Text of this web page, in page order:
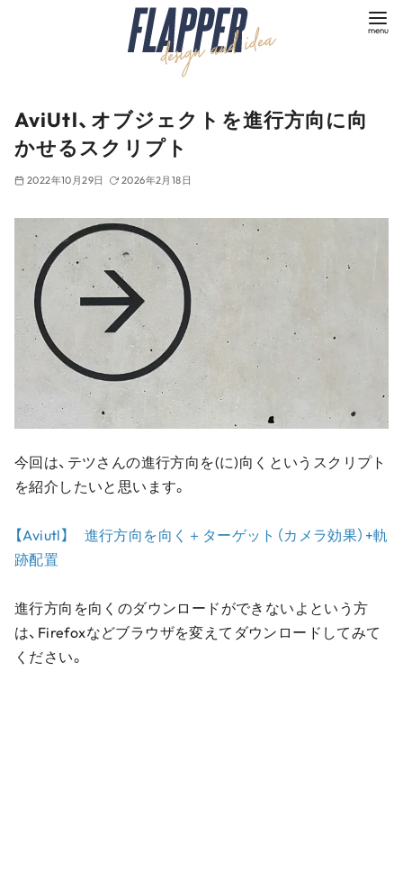
AviUtl、オブジェクトを進行方向に向
かせるスクリプト
2022年10月29日 2026年2月18日
今回は、テツさんの進行方向を(に)向くというスクリプト
を紹介したいと思います。
【Aviutl】 進行方向を向く＋ターゲット（カメラ効果）+軌
跡配置
進行方向を向くのダウンロードができないよという方
は、Firefoxなどブラウザを変えてダウンロードしてみて
ください。